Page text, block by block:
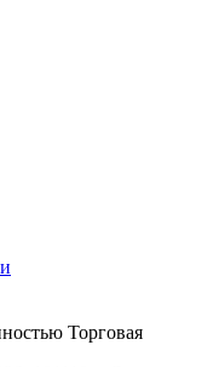
Торговая